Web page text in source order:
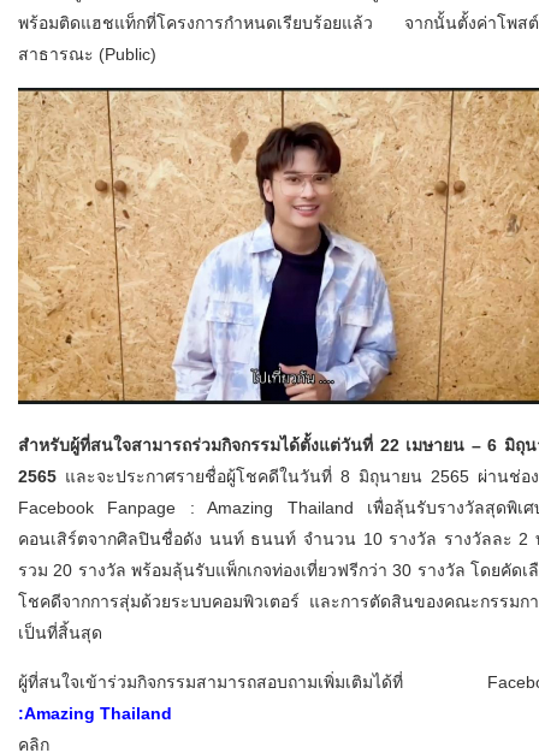
พร้อมติดแฮชแท็กที่โครงการกำหนดเรียบร้อยแล้ว จากนั้นตั้งค่าโพส
สาธารณะ (Public)
สำหรับผู้ที่สนใจสามารถร่วมกิจกรรมได้ตั้งแต่วันที่ 22 เมษายน – 6 มิถุ
2565 และจะประกาศรายชื่อผู้โชคดีในวันที่ 8 มิถุนายน 2565 ผ่านช่อ
Facebook Fanpage : Amazing Thailand เพื่อลุ้นรับรางวัลสุดพิเ
คอนเสิร์ตจากศิลปินชื่อดัง นนท์ ธนนท์ จำนวน 10 รางวัล รางวัลละ 2
รวม 20 รางวัล พร้อมลุ้นรับแพ็กเกจท่องเที่ยวฟรีกว่า 30 รางวัล โดยคัดเ
โชคดีจากการสุ่มด้วยระบบคอมพิวเตอร์ และการตัดสินของคณะกรรมก
เป็นที่สิ้นสุด
ผู้ที่สนใจเข้าร่วมกิจกรรมสามารถสอบถามเพิ่มเติมได้ที่
:Amazing Thailand
คลิก